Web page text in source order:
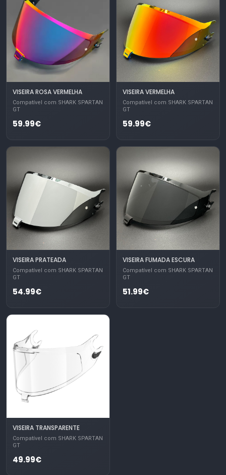
VISEIRA ROSA VERMELHA
Compatível com SHARK SPARTAN
GT
59.99€
VISEIRA VERMELHA
Compatível com SHARK SPARTAN
GT
59.99€
VISEIRA PRATEADA
Compatível com SHARK SPARTAN
GT
54.99€
VISEIRA FUMADA ESCURA
Compatível com SHARK SPARTAN
GT
51.99€
VISEIRA TRANSPARENTE
Compatível com SHARK SPARTAN
GT
49.99€